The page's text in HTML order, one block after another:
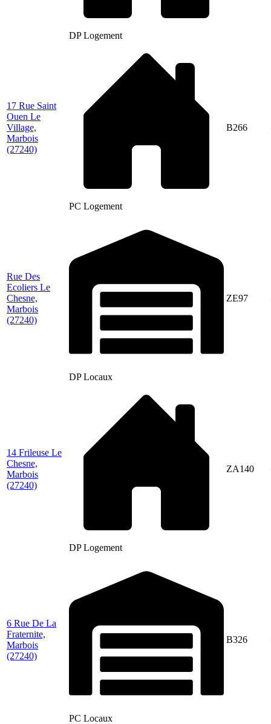
DP Logement
17 Rue Saint
Ouen Le
Village,
Marbois
(27240)
PC Logement
B266
Rue Des
Ecoliers Le
Chesne,
Marbois
(27240)
DP Locaux
ZE97
14 Frileuse Le
Chesne,
Marbois
(27240)
DP Logement
ZA140
6 Rue De La
Fraternite,
Marbois
(27240)
PC Locaux
B326